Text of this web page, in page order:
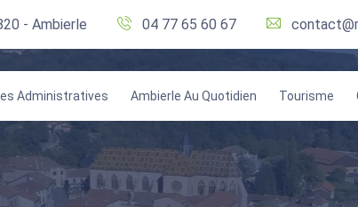
- Ambierle 04 77 65 60 67
Administratives Ambierle Au Quotidien Tourisme